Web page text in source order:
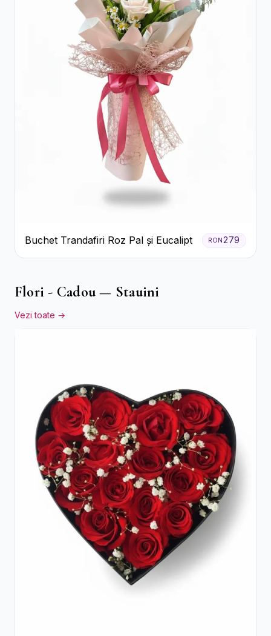
Buchet Trandafiri Roz Pal și Eucalipt RON279
Flori - Cadou — Stauini
Vezi toate →